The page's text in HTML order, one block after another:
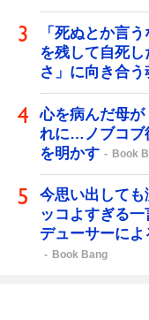
「死ぬとか言
を残して自死
さ」に向き合
心を病んだ母
れに…ノブコブ
を明かす
Book
今思い出して
ッコよすぎる
デューサーに
Book Bang